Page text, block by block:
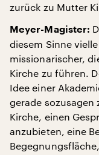
zurück zu Mutter
Meyer-Magister:
diesem Sinne
missionarischer,
Kirche zu führen.
Idee einer
gerade sozusagen
Kirche, einen
anzubieten, eine